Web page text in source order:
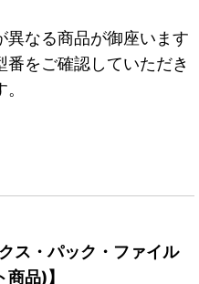
異なる商品が御座います
をご確認していただき
ス・パック・ファイル
品)】